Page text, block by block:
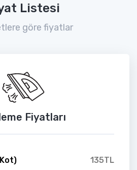
Listesi
göre fiyatlar
Fiyatları
135TL